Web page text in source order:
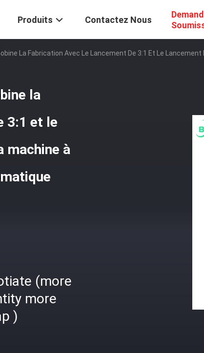
Produits Contactez Nous
Bobine La Fabrication Avec Le Lancement De 3:1 Et Le
la
3:1 et le
machine à
(more
more
)